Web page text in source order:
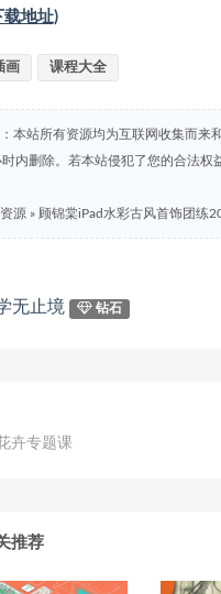
载地址)
画 课程大全
本站所有资源均为互联网收集而来
时内删除。若本站侵犯了您的合法权
源 » 顾锦棠iPad水彩古风首饰团练
无止境 钻石
卉专题课
推荐